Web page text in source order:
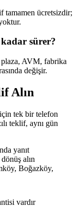
tamamen ücretsizdir;
sürer?
plaza, AVM, fabrika
değişir.
Alın
tek bir telefon
teklif, aynı gün
yanıt
alın
Boğazköy,
vardır